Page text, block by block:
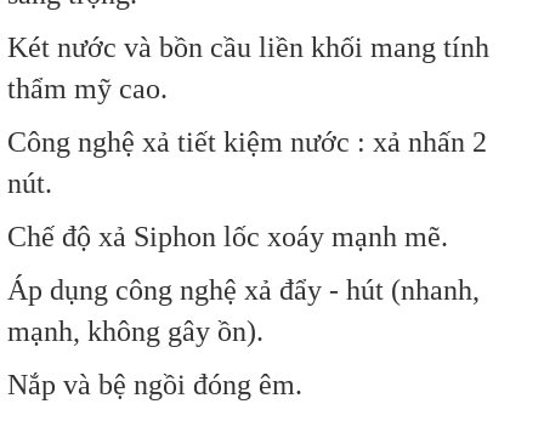
Két nước và bồn cầu liền khối mang tính
thẩm mỹ cao.
Công nghệ xả tiết kiệm nước : xả nhấn 2
nút.
Chế độ xả Siphon lốc xoáy mạnh mẽ.
Áp dụng công nghệ xả đẩy - hút (nhanh,
mạnh, không gây ồn).
Nắp và bệ ngồi đóng êm.